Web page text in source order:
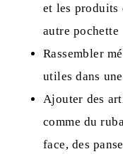
et les produits
autre pochette
Rassembler
utiles dans
Ajouter des
comme du
face, des